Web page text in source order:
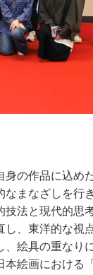
の作品に込め
まなざしを行
法と現代的思
、東洋的な視
絵具の重なり
絵画における